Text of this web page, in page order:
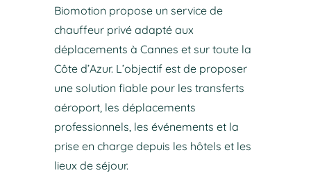
Biomotion propose un service de
chauffeur privé adapté aux
déplacements à Cannes et sur toute la
Côte d’Azur. L’objectif est de proposer
une solution fiable pour les transferts
aéroport, les déplacements
professionnels, les événements et la
prise en charge depuis les hôtels et les
lieux de séjour.